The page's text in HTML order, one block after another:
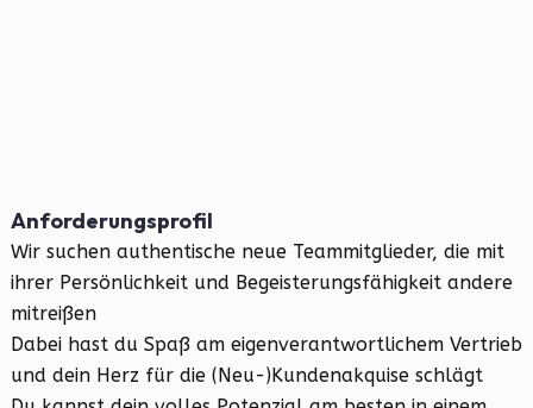
Anforderungsprofil
Wir suchen authentische neue Teammitglieder, die mit
ihrer Persönlichkeit und Begeisterungsfähigkeit andere
mitreißen
Dabei hast du Spaß am eigenverantwortlichem Vertrieb
und dein Herz für die (Neu-)Kundenakquise schlägt